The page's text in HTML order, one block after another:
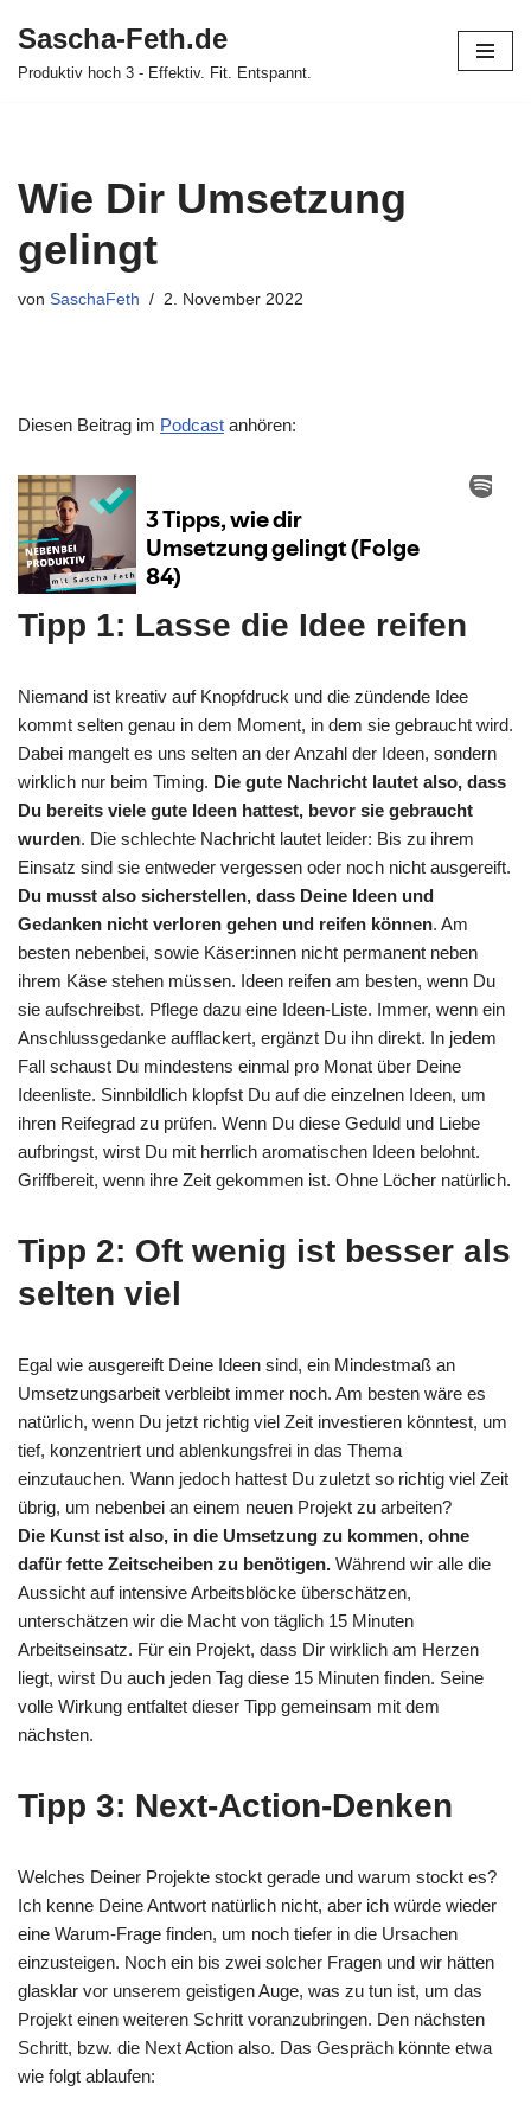
Zum
Sascha-Feth.de
Produktiv hoch 3 - Effektiv. Fit. Entspannt.
Wie Dir Umsetzung
gelingt
von SaschaFeth 2. November 2022
Diesen Beitrag im Podcast anhören:
Tipp 1: Lasse die Idee reifen
Niemand ist kreativ auf Knopfdruck und die zündende Idee
kommt selten genau in dem Moment, in dem sie gebraucht wird.
Dabei mangelt es uns selten an der Anzahl der Ideen, sondern
wirklich nur beim Timing. Die gute Nachricht lautet also, dass
Du bereits viele gute Ideen hattest, bevor sie gebraucht
wurden. Die schlechte Nachricht lautet leider: Bis zu ihrem
Einsatz sind sie entweder vergessen oder noch nicht ausgereift.
Du musst also sicherstellen, dass Deine Ideen und
Gedanken nicht verloren gehen und reifen können. Am
besten nebenbei, sowie Käser:innen nicht permanent neben
ihrem Käse stehen müssen. Ideen reifen am besten, wenn Du
sie aufschreibst. Pflege dazu eine Ideen-Liste. Immer, wenn ein
Anschlussgedanke aufflackert, ergänzt Du ihn direkt. In jedem
Fall schaust Du mindestens einmal pro Monat über Deine
Ideenliste. Sinnbildlich klopfst Du auf die einzelnen Ideen, um
ihren Reifegrad zu prüfen. Wenn Du diese Geduld und Liebe
aufbringst, wirst Du mit herrlich aromatischen Ideen belohnt.
Griffbereit, wenn ihre Zeit gekommen ist. Ohne Löcher natürlich.
Tipp 2: Oft wenig ist besser als
selten viel
Egal wie ausgereift Deine Ideen sind, ein Mindestmaß an
Umsetzungsarbeit verbleibt immer noch. Am besten wäre es
natürlich, wenn Du jetzt richtig viel Zeit investieren könntest, um
tief, konzentriert und ablenkungsfrei in das Thema
einzutauchen. Wann jedoch hattest Du zuletzt so richtig viel Zeit
übrig, um nebenbei an einem neuen Projekt zu arbeiten?
Die Kunst ist also, in die Umsetzung zu kommen, ohne
dafür fette Zeitscheiben zu benötigen. Während wir alle die
Aussicht auf intensive Arbeitsblöcke überschätzen,
unterschätzen wir die Macht von täglich 15 Minuten
Arbeitseinsatz. Für ein Projekt, dass Dir wirklich am Herzen
liegt, wirst Du auch jeden Tag diese 15 Minuten finden. Seine
volle Wirkung entfaltet dieser Tipp gemeinsam mit dem
nächsten.
Tipp 3: Next-Action-Denken
Welches Deiner Projekte stockt gerade und warum stockt es?
Ich kenne Deine Antwort natürlich nicht, aber ich würde wieder
eine Warum-Frage finden, um noch tiefer in die Ursachen
einzusteigen. Noch ein bis zwei solcher Fragen und wir hätten
glasklar vor unserem geistigen Auge, was zu tun ist, um das
Projekt einen weiteren Schritt voranzubringen. Den nächsten
Schritt, bzw. die Next Action also. Das Gespräch könnte etwa
wie folgt ablaufen: